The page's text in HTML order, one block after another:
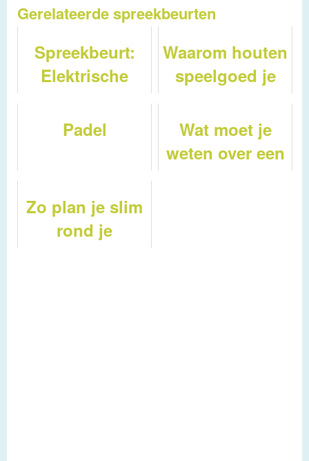
Gerelateerde spreekbeurten
Spreekbeurt:
Elektrische
Waarom houten
speelgoed je
rekenvaardigheid
in 2026: van
Padel
Wat moet je
weten over een
Zo plan je slim
rond je